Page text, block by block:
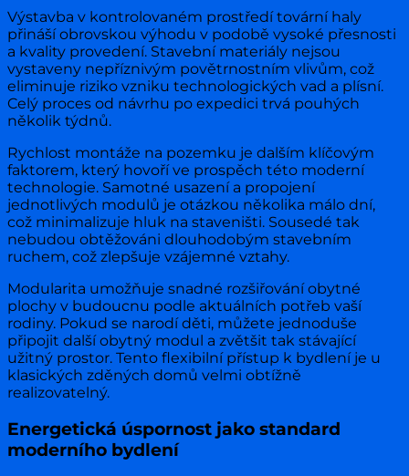
Výstavba v kontrolovaném prostředí tovární haly
přináší obrovskou výhodu v podobě vysoké přesnosti
a kvality provedení. Stavební materiály nejsou
vystaveny nepříznivým povětrnostním vlivům, což
eliminuje riziko vzniku technologických vad a plísní.
Celý proces od návrhu po expedici trvá pouhých
několik týdnů.
Rychlost montáže na pozemku je dalším klíčovým
faktorem, který hovoří ve prospěch této moderní
technologie. Samotné usazení a propojení
jednotlivých modulů je otázkou několika málo dní,
což minimalizuje hluk na staveništi. Sousedé tak
nebudou obtěžováni dlouhodobým stavebním
ruchem, což zlepšuje vzájemné vztahy.
Modularita umožňuje snadné rozšiřování obytné
plochy v budoucnu podle aktuálních potřeb vaší
rodiny. Pokud se narodí děti, můžete jednoduše
připojit další obytný modul a zvětšit tak stávající
užitný prostor. Tento flexibilní přístup k bydlení je u
klasických zděných domů velmi obtížně
realizovatelný.
Energetická úspornost jako standard
moderního bydlení